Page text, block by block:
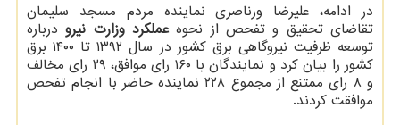
در ادامه، علیرضا ورناصری نماینده مردم مسجد سلیمان
تقاضای تحقیق و تفحص از نحوه عملکرد وزارت نیرودرباره
توسعه ظرفیت نیروگاهی برق کشور در سال ۱۳۹۲ تا ۱۴۰۰ برق
کشور را بیان کرد و نمایندگان با ۱۶۰ رای موافق، ۲۹ رای مخالف
و ۸ رای ممتنع از مجموع ۲۲۸ نماینده حاضر با انجام تفحص
موافقت کردند.